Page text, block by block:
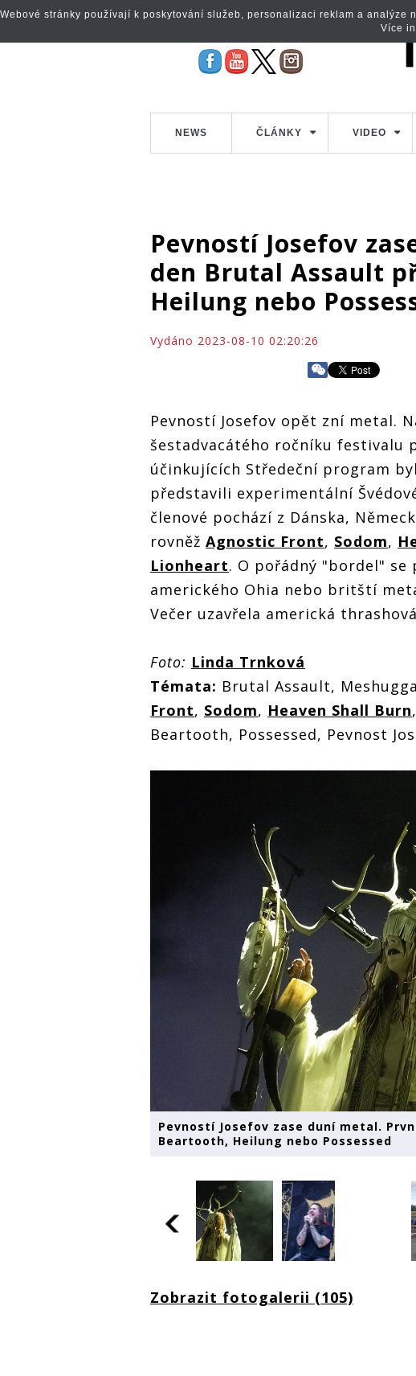
NEWS ČLÁNKY VIDEO
Pevností Josefov
den Brutal Assault
Heilung nebo
Vydáno 2023-08-10 02:20:26
Pevností Josefov opět zní metal.
šestadvacátého ročníku festivalu
účinkujících Středeční program
představili experimentální
členové pochází z Dánska,
rovněž Agnostic Front, Sodom,
Lionheart. O pořádný "bordel"
amerického Ohia nebo britští
Večer uzavřela americká
Foto: Linda Trnková
Témata: Brutal Assault,
Front, Sodom, Heaven Shall Burn,
Beartooth, Possessed, Pevnost
Pevností Josefov zase duní metal.
Beartooth, Heilung nebo Possessed
Zobrazit fotogalerii (105)
Webové stránky používají k poskytování služeb, personalizaci reklam a
Více